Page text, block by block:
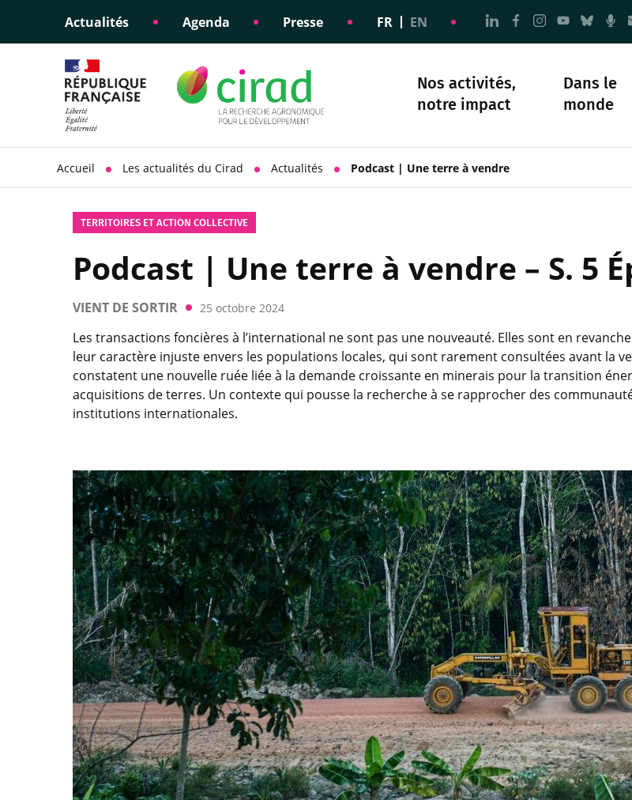
Actualités Agenda Presse FR EN Aller à la page
Aller à la page
Aller à la
Aller à
Nos activités,
notre impact
Éclairer les politiques
Appui à la diplomatie
scientifique
Dans le
monde
Engagements éthiques
Responsabilité
sociétale
Science et société
Accueil Les actualités du Cirad Actualités Podcast | Une terre à vendre
TERRITOIRES ET ACTION COLLECTIVE
Podcast | Une terre à vendre – S. 5
VIENT DE SORTIR 25 octobre 2024
Les transactions foncières à l’international ne sont pas une nouveauté. Elles sont en
leur caractère injuste envers les populations locales, qui sont rarement consultées avant la
constatent une nouvelle ruée liée à la demande croissante en minerais pour la transition
acquisitions de terres. Un contexte qui pousse la recherche à se rapprocher des
institutions internationales.